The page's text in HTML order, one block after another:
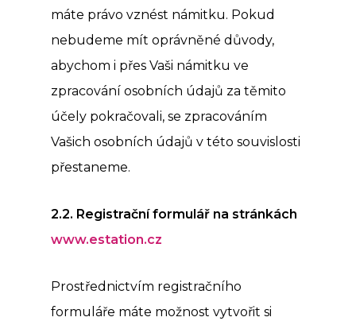
máte právo vznést námitku. Pokud
nebudeme mít oprávněné důvody,
abychom i přes Vaši námitku ve
zpracování osobních údajů za těmito
účely pokračovali, se zpracováním
Vašich osobních údajů v této souvislosti
přestaneme.
2.2. Registračníformulář na stránkách
www.estation.cz
Prostřednictvím registračního
formuláře máte možnost vytvořit si